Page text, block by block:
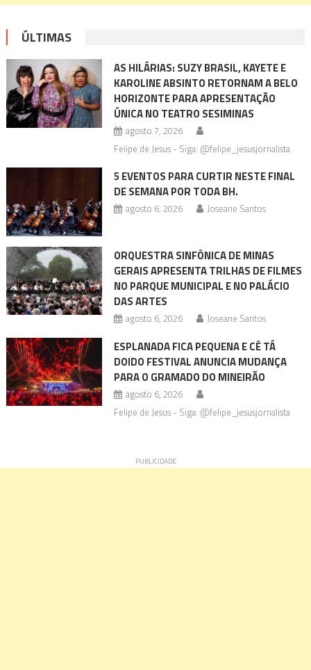
ÚLTIMAS
AS HILÁRIAS: SUZY BRASIL, KAYETE E
KAROLINE ABSINTO RETORNAM A BELO
HORIZONTE PARA APRESENTAÇÃO
ÚNICA NO TEATRO SESIMINAS
agosto 7, 2026
Felipe de Jesus - Siga: @felipe_jesusjornalista
5 EVENTOS PARA CURTIR NESTE FINAL
DE SEMANA POR TODA BH.
agosto 6, 2026 Joseane Santos
ORQUESTRA SINFÔNICA DE MINAS
GERAIS APRESENTA TRILHAS DE FILMES
NO PARQUE MUNICIPAL E NO PALÁCIO
DAS ARTES
agosto 6, 2026 Joseane Santos
ESPLANADA FICA PEQUENA E CÊ TÁ
DOIDO FESTIVAL ANUNCIA MUDANÇA
PARA O GRAMADO DO MINEIRÃO
agosto 6, 2026
Felipe de Jesus - Siga: @felipe_jesusjornalista